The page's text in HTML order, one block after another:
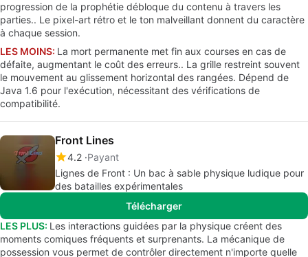
progression de la prophétie débloque du contenu à travers les
parties.. Le pixel-art rétro et le ton malveillant donnent du caractère
à chaque session.
LES MOINS: La mort permanente met fin aux courses en cas de
défaite, augmentant le coût des erreurs.. La grille restreint souvent
le mouvement au glissement horizontal des rangées. Dépend de
Java 1.6 pour l'exécution, nécessitant des vérifications de
compatibilité.
Front Lines
4.2 Payant
Lignes de Front : Un bac à sable physique ludique pour
des batailles expérimentales
Télécharger
LES PLUS: Les interactions guidées par la physique créent des
moments comiques fréquents et surprenants. La mécanique de
possession vous permet de contrôler directement n'importe quelle